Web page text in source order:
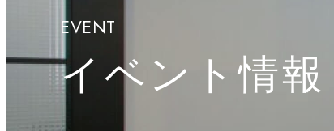
EVENT
イベント情報